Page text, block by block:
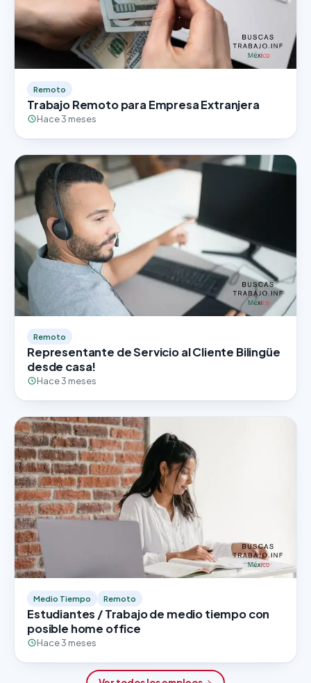
Remoto
Trabajo Remoto para Empresa Extranjera
Hace 3 meses
Remoto
Representante de Servicio al Cliente Bilingüe
desde casa!
Hace 3 meses
Medio Tiempo Remoto
Estudiantes / Trabajo de medio tiempo con
posible home office
Hace 3 meses